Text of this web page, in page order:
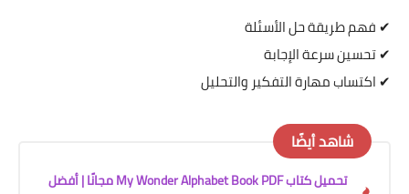
✔ فهم طريقة حل الأسئلة
✔ تحسين سرعة الإجابة
✔ اكتساب مهارة التفكير والتحليل
شاهد أيضًا
تحميل كتاب My Wonder Alphabet Book PDF مجانًا | أفضل